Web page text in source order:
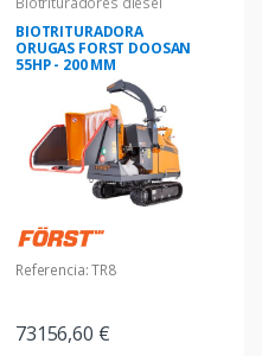
BIOTRITURADORA
ORUGAS FORST DOOSAN
55HP - 200 MM
Referencia: TR8
73156,60 €